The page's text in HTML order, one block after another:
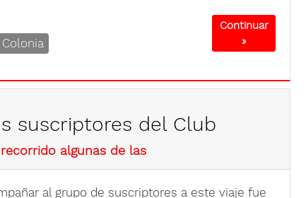
Colonia
Continuar
»
suscriptores del Club
algunas de las
al grupo de suscriptores a este viaje fue